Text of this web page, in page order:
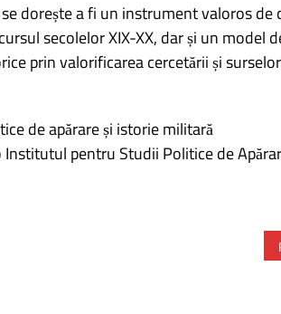
dorește a fi un instrument valoros de
secolelor XIX-XX, dar și un model
prin valorificarea cercetării și
de apărare și istorie militară
pentru Studii Politice de